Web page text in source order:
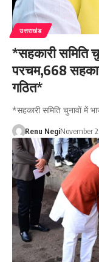
उत्तराखंड
*सहकारी समिति
परचम,668
गठित*
*सहकारी समिति चुनावों में
Renu NegiNovember